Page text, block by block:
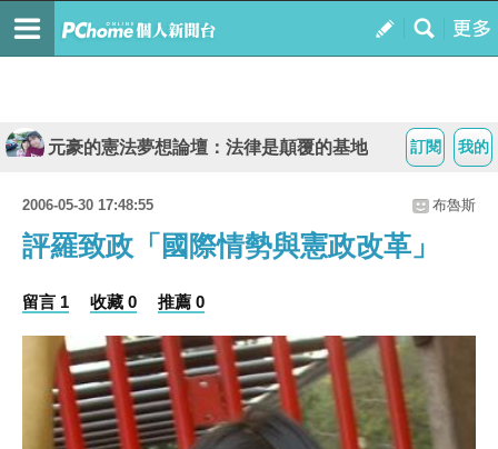
我的
訂閱
元豪的憲法夢想論壇：法律是顛覆的基地
2006-05-30 17:48:55 布魯斯
評羅致政「國際情勢與憲政改革」
留言 1 收藏 0 推薦 0